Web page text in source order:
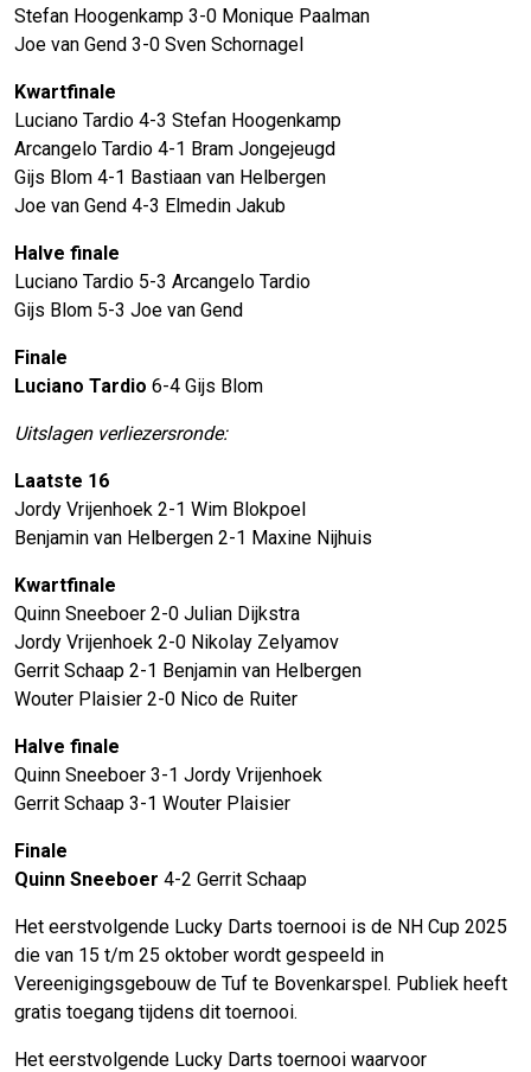
Stefan Hoogenkamp 3-0 Monique Paalman
Joe van Gend 3-0 Sven Schornagel
Kwartfinale
Luciano Tardio 4-3 Stefan Hoogenkamp
Arcangelo Tardio 4-1 Bram Jongejeugd
Gijs Blom 4-1 Bastiaan van Helbergen
Joe van Gend 4-3 Elmedin Jakub
Halve finale
Luciano Tardio 5-3 Arcangelo Tardio
Gijs Blom 5-3 Joe van Gend
Finale
Luciano Tardio 6-4 Gijs Blom
Uitslagen verliezersronde:
Laatste 16
Jordy Vrijenhoek 2-1 Wim Blokpoel
Benjamin van Helbergen 2-1 Maxine Nijhuis
Kwartfinale
Quinn Sneeboer 2-0 Julian Dijkstra
Jordy Vrijenhoek 2-0 Nikolay Zelyamov
Gerrit Schaap 2-1 Benjamin van Helbergen
Wouter Plaisier 2-0 Nico de Ruiter
Halve finale
Quinn Sneeboer 3-1 Jordy Vrijenhoek
Gerrit Schaap 3-1 Wouter Plaisier
Finale
Quinn Sneeboer 4-2 Gerrit Schaap
Het eerstvolgende Lucky Darts toernooi is de NH Cup 2025
die van 15 t/m 25 oktober wordt gespeeld in
Vereenigingsgebouw de Tuf te Bovenkarspel. Publiek heeft
gratis toegang tijdens dit toernooi.
Het eerstvolgende Lucky Darts toernooi waarvoor